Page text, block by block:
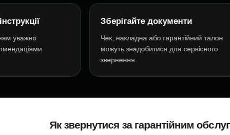
уважно
Зберігайте документи
Чек, накладна або гарантійний талон
можуть знадобитися для сервісного
звернення.
Як звернутися за гарантійним